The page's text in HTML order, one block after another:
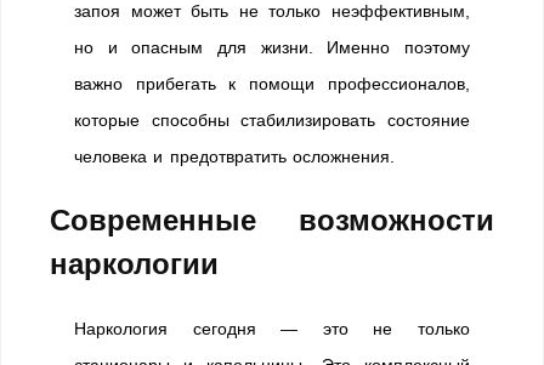
запоя может быть не только неэффективным,
но и опасным для жизни. Именно поэтому
важно прибегать к помощи профессионалов,
которые способны стабилизировать состояние
человека и предотвратить осложнения.
Современные возможности
наркологии
Наркология сегодня — это не только